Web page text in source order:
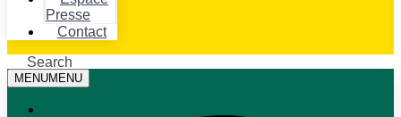
Presse
Contact
Search
MENUMENU